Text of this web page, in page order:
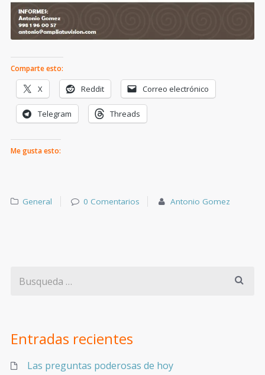
Comparte esto:
X Reddit Correo electrónico
Telegram Threads
Me gusta esto:
General 0 Comentarios Antonio Gomez
Entradas recientes
Las preguntas poderosas de hoy